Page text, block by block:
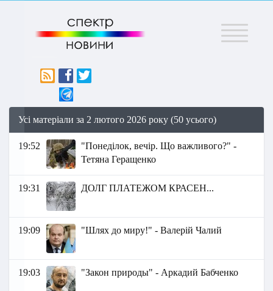
Меню
Усі матеріали за 2 лютого 2026 року (50 усього)
19:52
"Понеділок, вечір. Що важливого?" -
Тетяна Геращенко
19:31 ДОЛГ ПЛАТЕЖОМ КРАСЕН...
19:09 "Шлях до миру!" - Валерій Чалий
19:03 "Закон природы" - Аркадий Бабченко